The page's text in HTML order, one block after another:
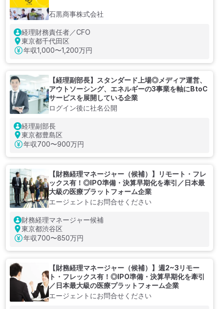
石黒商事株式会社
経理財務責任者／CFO
東京都千代田区
年収1,000〜1,200万円
【経理副部長】スタンダード上場◎メディア運営、
アウトソーシング、エネルギーの3事業を軸にBtoC
サービスを展開している企業
ログイン後に社名公開
経理副部長
東京都豊島区
年収700〜900万円
【財務経理マネージャー（候補）】リモート・フレ
ックス有！◎IPO準備・決算早期化を牽引／日本最
大級の医療プラットフォーム企業
エージェントにお問合せください
財務経理マネージャー候補
東京都渋谷区
年収700〜850万円
【財務経理マネージャー（候補）】週2~3リモー
ト・フレックス有！◎IPO準備・決算早期化を牽引
／日本最大級の医療プラットフォーム企業
エージェントにお問合せください